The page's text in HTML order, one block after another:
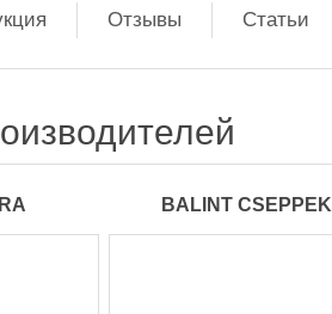
Отзывы Статьи
BALINT CSEPPEK